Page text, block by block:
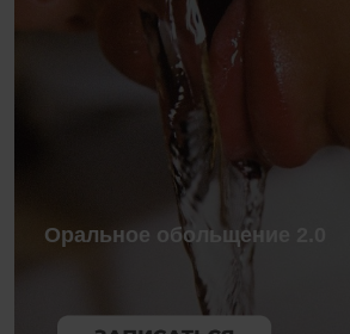
Оральное обольщение 2.0